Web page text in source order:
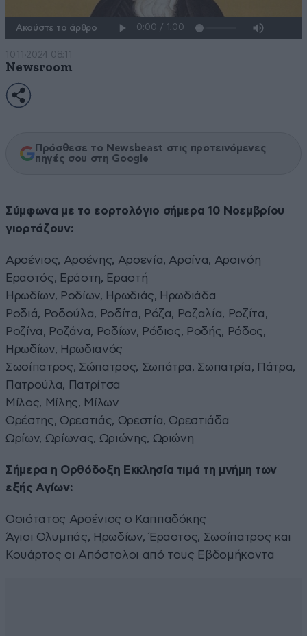
Ακούστε το άρθρο
10·11·2024 08:11
Newsroom
Πρόσθεσε το Newsbeast στις προτεινόμενες
πηγές σου στη Google
Σύμφωνα με το εορτολόγιο σήμερα 10 Νοεμβρίου
γιορτάζουν:
Αρσένιος, Αρσένης, Αρσενία, Αρσίνα, Αρσινόη
Εραστός, Εράστη, Εραστή
Ηρωδίων, Ροδίων, Ηρωδιάς, Ηρωδιάδα
Ροδιά, Ροδούλα, Ροδίτα, Ρόζα, Ροζαλία, Ροζίτα,
Ροζίνα, Ροζάνα, Ροδίων, Ρόδιος, Ροδής, Ρόδος,
Ηρωδίων, Ηρωδιανός
Σωσίπατρος, Σώπατρος, Σωπάτρα, Σωπατρία, Πάτρα,
Πατρούλα, Πατρίτσα
Μίλος, Μίλης, Μίλων
Ορέστης, Ορεστιάς, Ορεστία, Ορεστιάδα
Ωρίων, Ωρίωνας, Ωριώνης, Ωριώνη
Σήμερα η Ορθόδοξη Εκκλησία τιμά τη μνήμη των
εξής Αγίων:
Οσιότατος Αρσένιος ο Καππαδόκης
Άγιοι Ολυμπάς, Ηρωδίων, Έραστος, Σωσίπατρος και
Κουάρτος οι Απόστολοι από τους Εβδομήκοντα